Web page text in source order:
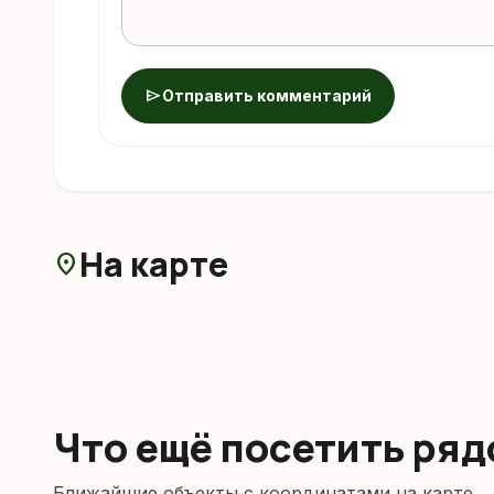
sendОтправить комментарий
location_on На карте
Что ещё посетить